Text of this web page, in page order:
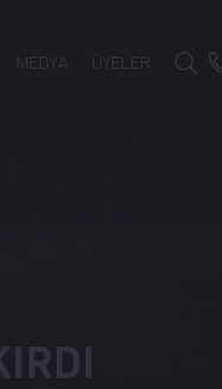
MEDYA ÜYELER
Google